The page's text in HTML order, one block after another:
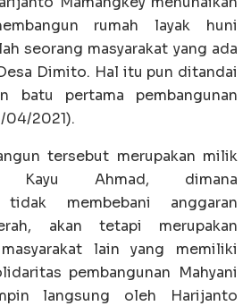
rumah layak huni
seorang masyarakat yang ada
Dimito. Hal itu pun ditandai
batu pertama pembangunan
04/2021).
tersebut merupakan milik
Kayu Ahmad, dimana
tidak membebani anggaran
akan tetapi merupakan
lain yang memiliki
pembangunan Mahyani
langsung oleh Harijanto